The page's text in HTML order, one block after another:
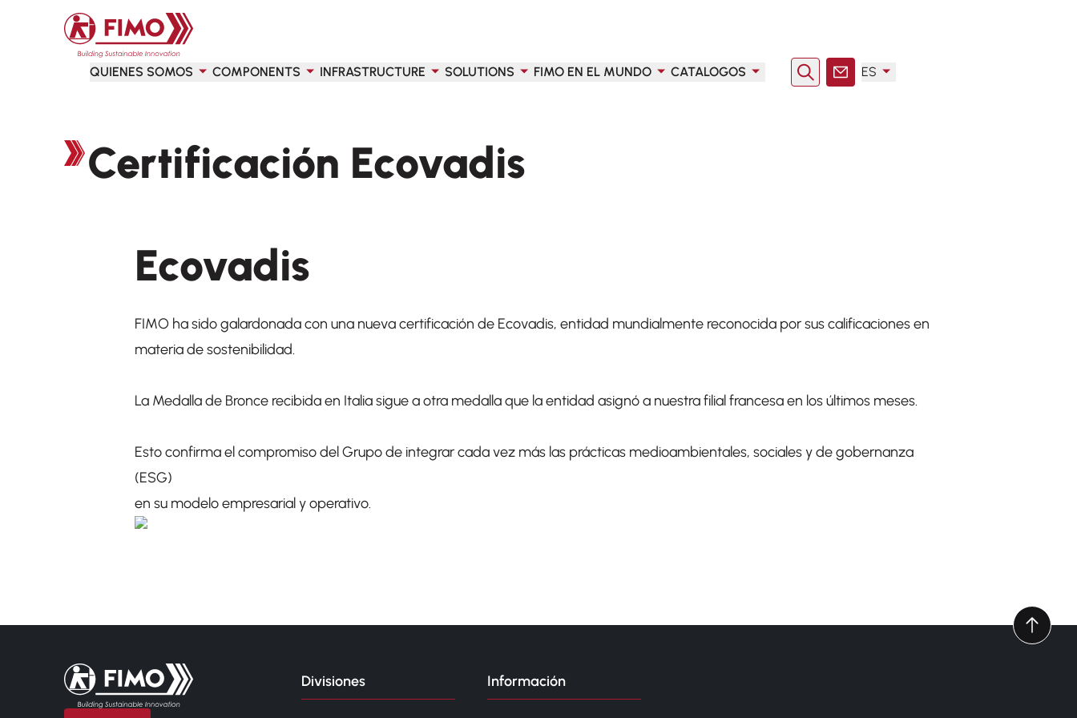
Volver a la página principal
QUIENES SOMOS COMPONENTS INFRASTRUCTURE SOLUTIONS FIMO EN EL MUNDO CATALOGOS Buscar enContacto
ES
Certificación Ecovadis
Ecovadis
FIMO ha sido galardonada con una nueva certificación de Ecovadis, entidad mundialmente reconocida por sus calificaciones en
materia de sostenibilidad.
La Medalla de Bronce recibida en Italia sigue a otra medalla que la entidad asignó a nuestra filial francesa en los últimos meses.
Esto confirma el compromiso del Grupo de integrar cada vez más las prácticas medioambientales, sociales y de gobernanza
(ESG)
en su modelo empresarial y operativo.
Volver a la página principal
Divisiones Información